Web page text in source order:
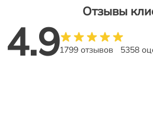
Отзывы
4.91799 отзывов 5358